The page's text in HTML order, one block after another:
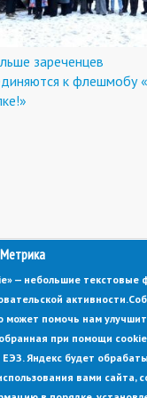
зареченцев
к флешмобу
— небольшие
активности.
помочь нам
при помощи
Яндекс будет
вами сайта,